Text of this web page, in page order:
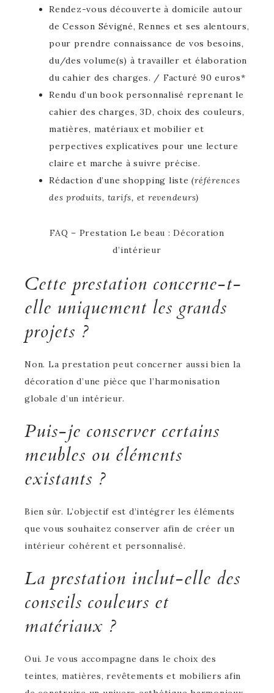
Rendez-vous découverte à domicile autour
de Cesson Sévigné, Rennes et ses alentours,
pour prendre connaissance de vos besoins,
du/des volume(s) à travailler et élaboration
du cahier des charges. / Facturé 90 euros*
Rendu d’un book personnalisé reprenant le
cahier des charges, 3D, choix des couleurs,
matières, matériaux et mobilier et
perpectives explicatives pour une lecture
claire et marche à suivre précise.
Rédaction d’une shopping liste(références
des produits, tarifs, et revendeurs)
FAQ – Prestation Le beau : Décoration
d’intérieur
Cette prestation concerne-t-
elle uniquement les grands
projets ?
Non. La prestation peut concerner aussi bien la
décoration d’une pièce que l’harmonisation
globale d’un intérieur.
Puis-je conserver certains
meubles ou éléments
existants ?
Bien sûr. L’objectif est d’intégrer les éléments
que vous souhaitez conserver afin de créer un
intérieur cohérent et personnalisé.
La prestation inclut-elle des
conseils couleurs et
matériaux ?
Oui. Je vous accompagne dans le choix des
teintes, matières, revêtements et mobiliers afin